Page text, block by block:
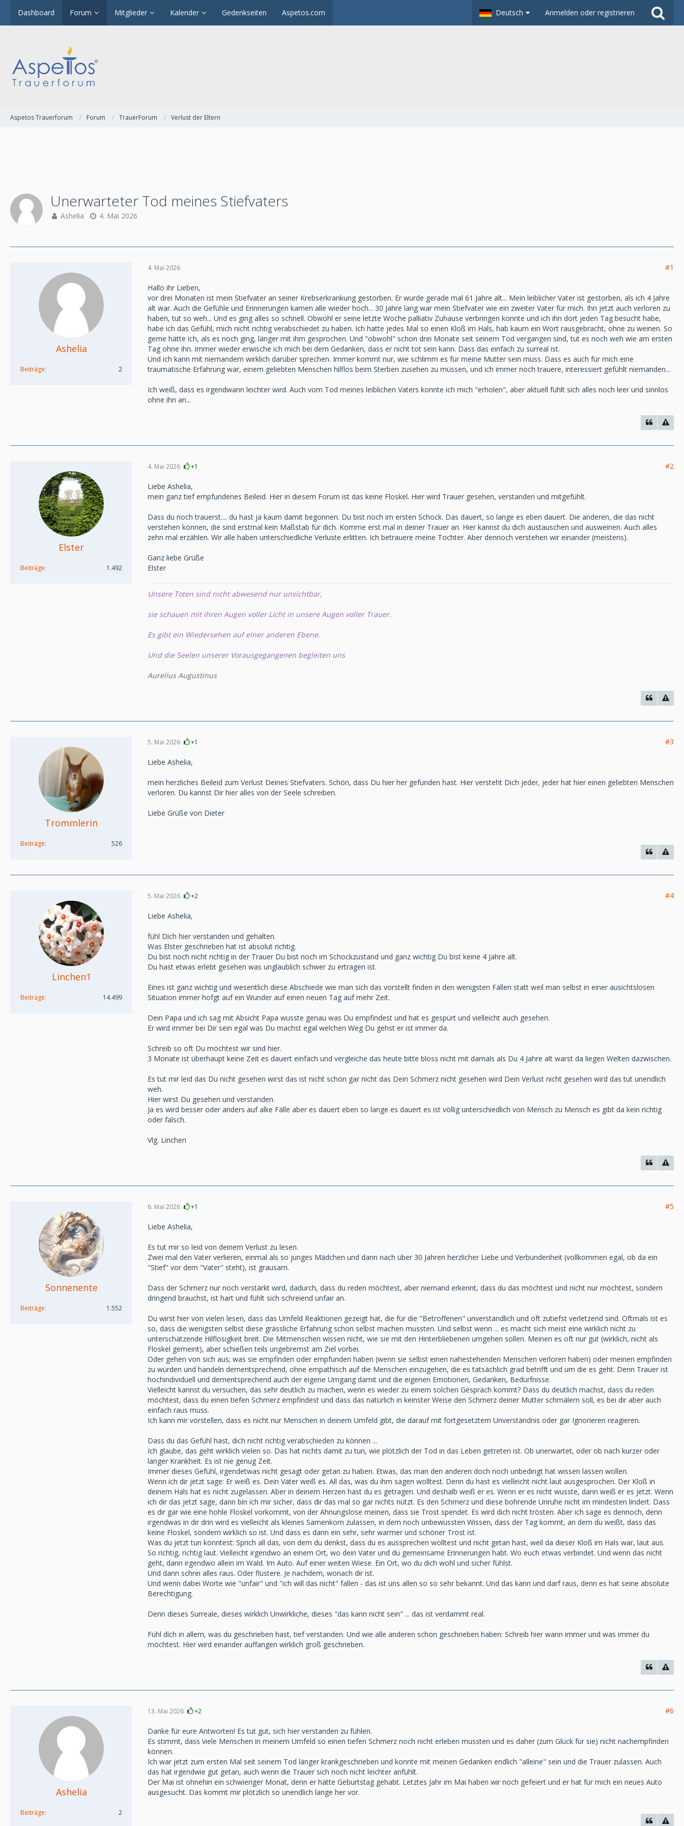
Dashboard Forum Mitglieder Kalender Gedenkseiten Aspetos.com Deutsch Anmelden oder registrieren
Aspetos Trauerforum Forum TrauerForum Verlust der Eltern
Unerwarteter Tod meines Stiefvaters
Ashelia 4. Mai 2026
Ashelia
Beiträge 2
4. Mai 2026 #1
Hallo ihr Lieben,
vor drei Monaten ist mein Stiefvater an seiner Krebserkrankung gestorben. Er wurde gerade mal 61 Jahre alt... Mein leiblicher Vater ist gestorben, als ich 4 Jahre
alt war. Auch die Gefühle und Erinnerungen kamen alle wieder hoch... 30 Jahre lang war mein Stiefvater wie ein zweiter Vater für mich. Ihn jetzt auch verloren zu
haben, tut so weh... Und es ging alles so schnell. Obwohl er seine letzte Woche palliativ Zuhause verbringen konnte und ich ihn dort jeden Tag besucht habe,
habe ich das Gefühl, mich nicht richtig verabschiedet zu haben. Ich hatte jedes Mal so einen Kloß im Hals, hab kaum ein Wort rausgebracht, ohne zu weinen. So
gerne hätte ich, als es noch ging, länger mit ihm gesprochen. Und "obwohl" schon drei Monate seit seinem Tod vergangen sind, tut es noch weh wie am ersten
Tag ohne ihn. Immer wieder erwische ich mich bei dem Gedanken, dass er nicht tot sein kann. Dass das einfach zu surreal ist.
Und ich kann mit niemandem wirklich darüber sprechen. Immer kommt nur, wie schlimm es für meine Mutter sein muss. Dass es auch für mich eine
traumatische Erfahrung war, einem geliebten Menschen hilflos beim Sterben zusehen zu müssen, und ich immer noch trauere, interessiert gefühlt niemanden...
Ich weiß, dass es irgendwann leichter wird. Auch vom Tod meines leiblichen Vaters konnte ich mich "erholen", aber aktuell fühlt sich alles noch leer und sinnlos
ohne ihn an...
Elster
Beiträge 1.492
4. Mai 2026 +1 #2
Liebe Ashelia,
mein ganz tief empfundenes Beileid. Hier in diesem Forum ist das keine Floskel. Hier wird Trauer gesehen, verstanden und mitgefühlt.
Dass du noch trauerst.... du hast ja kaum damit begonnen. Du bist noch im ersten Schock. Das dauert, so lange es eben dauert. Die anderen, die das nicht
verstehen können, die sind erstmal kein Maßstab für dich. Komme erst mal in deiner Trauer an. Hier kannst du dich austauschen und ausweinen. Auch alles
zehn mal erzählen. Wir alle haben unterschiedliche Verluste erlitten. Ich betrauere meine Tochter. Aber dennoch verstehen wir einander (meistens).
Ganz liebe Grüße
Elster
Unsere Toten sind nicht abwesend nur unsichtbar,
sie schauen mit ihren Augen voller Licht in unsere Augen voller Trauer.
Es gibt ein Wiedersehen auf einer anderen Ebene.
Und die Seelen unserer Vorausgegangenen begleiten uns
Aurelius Augustinus
Trommlerin
Beiträge 526
5. Mai 2026 +1 #3
Liebe Ashelia,
mein herzliches Beileid zum Verlust Deines Stiefvaters. Schön, dass Du hier her gefunden hast. Hier versteht Dich jeder, jeder hat hier einen geliebten Menschen
verloren. Du kannst Dir hier alles von der Seele schreiben.
Liebe Grüße von Dieter
Linchen1
Beiträge 14.499
5. Mai 2026 +2 #4
Liebe Ashelia,
fühl Dich hier verstanden und gehalten.
Was Elster geschrieben hat ist absolut richtig.
Du bist noch nicht richtig in der Trauer Du bist noch im Schockzustand und ganz wichtig Du bist keine 4 Jahre alt.
Du hast etwas erlebt gesehen was unglaublich schwer zu ertragen ist.
Eines ist ganz wichtig und wesentlich diese Abschiede wie man sich das vorstellt finden in den wenigsten Fällen statt weil man selbst in einer ausichtslosen
Situation immer hofgt auf ein Wunder auf einen neuen Tag auf mehr Zeit.
Dein Papa und ich sag mit Absicht Papa wusste genau was Du empfindest und hat es gespürt und vielleicht auch gesehen.
Er wird immer bei Dir sein egal was Du machst egal welchen Weg Du gehst er ist immer da.
Schreib so oft Du möchtest wir sind hier.
3 Monate ist überhaupt keine Zeit es dauert einfach und vergleiche das heute bitte bloss nicht mit damals als Du 4 Jahre alt warst da liegen Welten dazwischen.
Es tut mir leid das Du nicht gesehen wirst das ist nicht schön gar nicht das Dein Schmerz nicht gesehen wird Dein Verlust nicht gesehen wird das tut unendlich
weh.
Hier wirst Du gesehen und verstanden.
Ja es wird besser oder anders auf alke Fälle aber es dauert eben so lange es dauert es ist völlig unterschiedlich von Mensch zu Mensch es gibt da kein richtig
oder falsch.
Vlg. Linchen
Sonnenente
Beiträge 1.552
6. Mai 2026 +1 #5
Liebe Ashelia,
Es tut mir so leid von deinem Verlust zu lesen.
Zwei mal den Vater verlieren, einmal als so junges Mädchen und dann nach über 30 Jahren herzlicher Liebe und Verbundenheit (vollkommen egal, ob da ein
"Stief" vor dem "Vater" steht), ist grausam.
Dass der Schmerz nur noch verstärkt wird, dadurch, dass du reden möchtest, aber niemand erkennt, dass du das möchtest und nicht nur möchtest, sondern
dringend brauchst, ist hart und fühlt sich schreiend unfair an.
Du wirst hier von vielen lesen, dass das Umfeld Reaktionen gezeigt hat, die für die "Betroffenen" unverständlich und oft zutiefst verletzend sind. Oftmals ist es
so, dass die wenigsten selbst diese grässliche Erfahrung schon selbst machen mussten. Und selbst wenn ... es macht sich meist eine wirklich nicht zu
unterschätzende Hilflosigkeit breit. Die Mitmenschen wissen nicht, wie sie mit den Hinterbliebenen umgehen sollen. Meinen es oft nur gut (wirklich, nicht als
Floskel gemeint), aber schießen teils ungebremst am Ziel vorbei.
Oder gehen von sich aus; was sie empfinden oder empfunden haben (wenn sie selbst einen nahestehenden Menschen verloren haben) oder meinen empfinden
zu würden und handeln dementsprechend, ohne empathisch auf die Menschen einzugehen, die es tatsächlich grad betrifft und um die es geht. Denn Trauer ist
hochindividuell und dementsprechend auch der eigene Umgang damit und die eigenen Emotionen, Gedanken, Bedürfnisse.
Vielleicht kannst du versuchen, das sehr deutlich zu machen, wenn es wieder zu einem solchen Gespräch kommt? Dass du deutlich machst, dass du reden
möchtest, dass du einen tiefen Schmerz empfindest und dass das natürlich in keinster Weise den Schmerz deiner Mutter schmälern soll, es bei dir aber auch
einfach raus muss.
Ich kann mir vorstellen, dass es nicht nur Menschen in deinem Umfeld gibt, die darauf mit fortgesetztem Unverständnis oder gar Ignorieren reagieren.
Dass du das Gefühl hast, dich nicht richtig verabschieden zu können ...
Ich glaube, das geht wirklich vielen so. Das hat nichts damit zu tun, wie plötzlich der Tod in das Leben getreten ist. Ob unerwartet, oder ob nach kurzer oder
langer Krankheit. Es ist nie genug Zeit.
Immer dieses Gefühl, irgendetwas nicht gesagt oder getan zu haben. Etwas, das man den anderen doch noch unbedingt hat wissen lassen wollen.
Wenn ich dir jetzt sage: Er weiß es. Dein Vater weiß es. All das, was du ihm sagen wolltest. Denn du hast es vielleicht nicht laut ausgesprochen. Der Kloß in
deinem Hals hat es nicht zugelassen. Aber in deinem Herzen hast du es getragen. Und deshalb weiß er es. Wenn er es nicht wusste, dann weiß er es jetzt. Wenn
ich dir das jetzt sage, dann bin ich mir sicher, dass dir das mal so gar nichts nützt. Es den Schmerz und diese bohrende Unruhe nicht im mindesten lindert. Dass
es dir gar wie eine hohle Floskel vorkommt, von der Ahnungslose meinen, dass sie Trost spendet. Es wird dich nicht trösten. Aber ich sage es dennoch, denn
irgendwas in dir drin wird es vielleicht als kleines Samenkorn zulassen, in dem noch unbewussten Wissen, dass der Tag kommt, an dem du weißt, dass das
keine Floskel, sondern wirklich so ist. Und dass es dann ein sehr, sehr warmer und schöner Trost ist.
Was du jetzt tun könntest: Sprich all das, von dem du denkst, dass du es aussprechen wolltest und nicht getan hast, weil da dieser Kloß im Hals war, laut aus.
So richtig, richtig laut. Vielleicht irgendwo an einem Ort, wo dein Vater und du gemeinsame Erinnerungen habt. Wo euch etwas verbindet. Und wenn das nicht
geht, dann irgendwo allein im Wald. Im Auto. Auf einer weiten Wiese. Ein Ort, wo du dich wohl und sicher fühlst.
Und dann schrei alles raus. Oder flüstere. Je nachdem, wonach dir ist.
Und wenn dabei Worte wie "unfair" und "ich will das nicht" fallen - das ist uns allen so so sehr bekannt. Und das kann und darf raus, denn es hat seine absolute
Berechtigung.
Denn dieses Surreale, dieses wirklich Unwirkliche, dieses "das kann nicht sein" ... das ist verdammt real.
Fühl dich in allem, was du geschrieben hast, tief verstanden. Und wie alle anderen schon geschrieben haben: Schreib hier wann immer und was immer du
möchtest. Hier wird einander auffangen wirklich groß geschrieben.
Ashelia
Beiträge 2
13. Mai 2026 +2 #6
Danke für eure Antworten! Es tut gut, sich hier verstanden zu fühlen.
Es stimmt, dass viele Menschen in meinem Umfeld so einen tiefen Schmerz noch nicht erleben mussten und es daher (zum Glück für sie) nicht nachempfinden
können.
Ich war jetzt zum ersten Mal seit seinem Tod länger krankgeschrieben und konnte mit meinen Gedanken endlich "alleine" sein und die Trauer zulassen. Auch
das hat irgendwie gut getan, auch wenn die Trauer sich noch nicht leichter anfühlt.
Der Mai ist ohnehin ein schwieriger Monat, denn er hätte Geburtstag gehabt. Letztes Jahr im Mai haben wir noch gefeiert und er hat für mich ein neues Auto
ausgesucht. Das kommt mir plötzlich so unendlich lange her vor.